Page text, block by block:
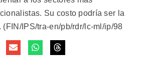
Su costo podría ser la
(FIN/IPS/tra-en/pb/rdr/lc-ml/ip/98